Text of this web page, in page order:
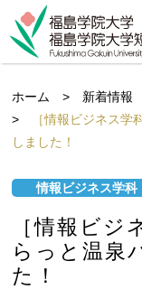
ホーム > 新着情報
>
［情報ビジネス
しました！
情報ビジネス学科
［情報ビジ
らっと温泉
た！